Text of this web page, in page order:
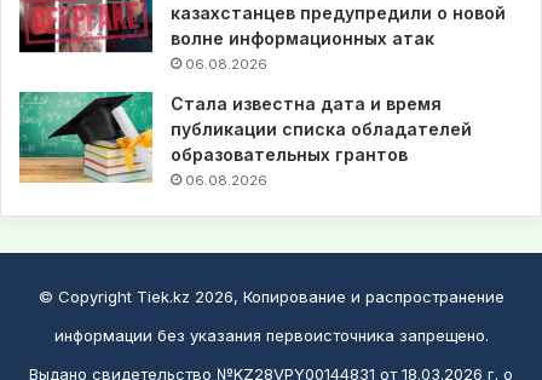
казахстанцев предупредили о новой
волне информационных атак
06.08.2026
Стала известна дата и время
публикации списка обладателей
образовательных грантов
06.08.2026
© Copyright Tiek.kz 2026, Копирование и распространение
информации без указания первоисточника запрещено.
Выдано свидетельство №KZ28VPY00144831 от 18.03.2026 г. о